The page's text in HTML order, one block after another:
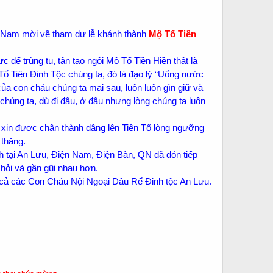
mời về tham dự lễ khánh thành Mộ Tổ Tiền
để trùng tu, tân tạo ngôi Mộ Tổ Tiền Hiền thật là
Tiên Đinh Tộc chúng ta, đó là đạo lý “Uống nước
con cháu chúng ta mai sau, luôn luôn gìn giữ và
ta, dù đi đâu, ở đâu nhưng lòng chúng ta luôn
được chân thành dâng lên Tiên Tổ lòng ngưỡng
An Lưu, Điện Nam, Điện Bàn, QN đã đón tiếp
và gần gũi nhau hơn.
các Con Cháu Nội Ngoại Dâu Rể Đinh tộc An Lưu.